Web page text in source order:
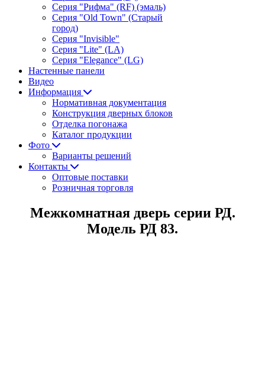
Серия "Рифма" (RF) (эмаль)
Серия "Old Town" (Старый
город)
Серия "Invisible"
Серия "Lite" (LA)
Серия "Elegance" (LG)
Настенные панели
Видео
Информация
Нормативная документация
Конструкция дверных блоков
Отделка погонажа
Каталог продукции
Фото
Варианты решений
Контакты
Оптовые поставки
Розничная торговля
Межкомнатная дверь серии РД.
Модель РД 83.